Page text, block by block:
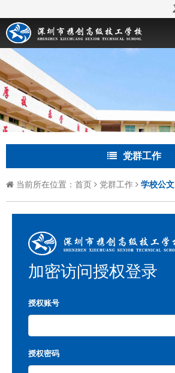
党群工作
当前所在位置： 首页 党群工作 学校公文
加密访问授权登录
授权账号